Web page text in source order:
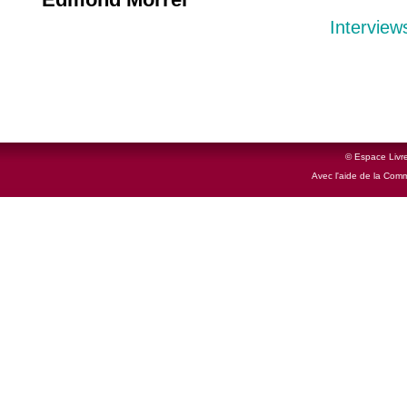
© Espace
Avec l'aide de la